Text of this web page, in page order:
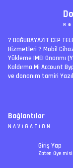
Giriş Yap
Zaten üye
? DOĞUBAYAZIT CEP
Hizmetleri ? Mobil
Yükleme IMEI Onarımı
Kaldırma Mi Account
ve donanım tamiri
Bağlantılar
NAVIGATION
Ücretli İşler | Paid